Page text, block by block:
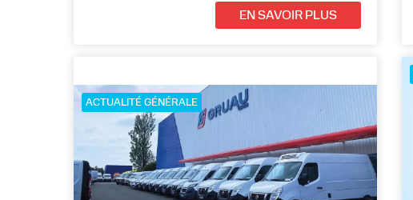
EN SAVOIR PLUS
ACTUALITÉ GÉNÉRALE